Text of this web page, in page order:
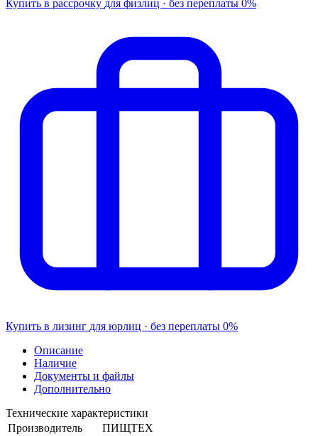
Купить в рассрочку для физлиц · без переплаты 0%
Купить в лизинг для юрлиц · без переплаты 0%
Описание
Наличие
Документы и файлы
Дополнительно
Технические характеристики
Производитель
ПИЩТЕХ